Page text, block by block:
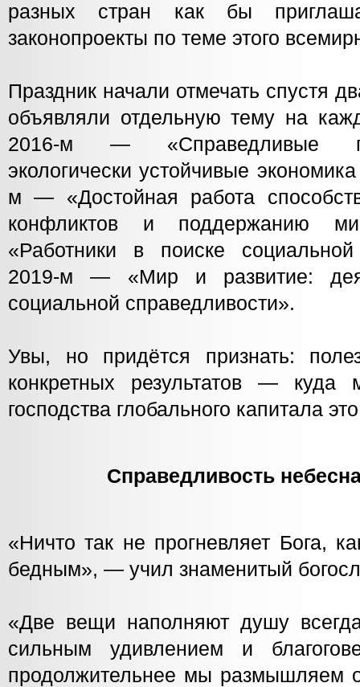
разных стран как бы
законопроекты по теме этого
Праздник начали отмечать спустя
объявляли отдельную тему на
2016-м — «Справедливые
экологически устойчивые
м — «Достойная работа
конфликтов и поддержанию
«Работники в поиске
2019-м — «Мир и развитие:
социальной справедливости».
Увы, но придётся признать:
конкретных результатов —
господства глобального капитала
Справедливость
«Ничто так не прогневляет Бога,
бедным», — учил знаменитый
«Две вещи наполняют душу
сильным удивлением и
продолжительнее мы размышляем